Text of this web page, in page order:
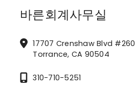
바른회계사무실
17707 Crenshaw Blvd #260
Torrance, CA 90504
310-710-5251